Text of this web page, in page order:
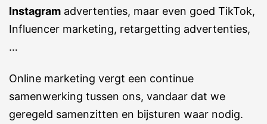
Instagram advertenties, maar even goed TikTok,
Influencer marketing, retargetting advertenties,
…
Online marketing vergt een continue
samenwerking tussen ons, vandaar dat we
geregeld samenzitten en bijsturen waar nodig.